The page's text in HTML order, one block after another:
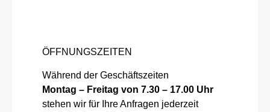
ÖFFNUNGSZEITEN
Während der Geschäftszeiten
Montag – Freitag von 7.30 – 17.00 Uhr
stehen wir für Ihre Anfragen jederzeit